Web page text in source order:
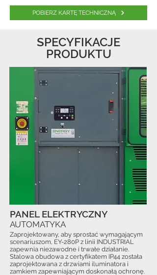
POBIERZ KARTĘ TECHNICZNĄ
SPECYFIKACJE
PRODUKTU
Zaprojektowany, aby sprostać wymagającym
scenariuszom, EY-280P z linii INDUSTRIAL
zapewnia niezawodne i trwałe działanie.
Stalowa obudowa z certyfikatem IP44 została
zaprojektowana z drzwiami iluminatora i
zamkiem zapewniającym doskonałą ochronę.
PANEL ELEKTRYCZNY
AUTOMATYKA